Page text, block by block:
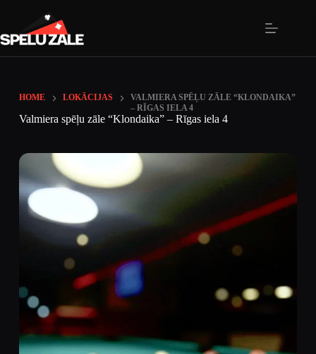
HOME LOKĀCIJAS
VALMIERA SPĒĻU ZĀLE “KLONDAIKA”
– RĪGAS IELA 4
Valmiera spēļu zāle “Klondaika” – Rīgas iela 4